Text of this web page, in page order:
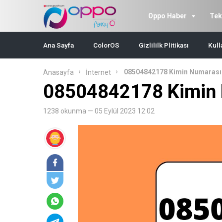
Oppo Haber
Ana Sayfa ColorOS Gizlililk Plitikası
Anasayfa İnternet 08504842178 Kimin
08504842178 Kimin
1238 okunma — 05 Eylül 2023 12:02